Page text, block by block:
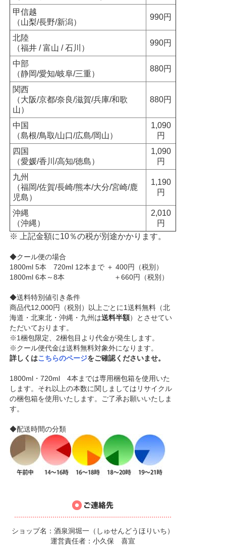
甲信越
（山梨/長野/新潟）
990円
北陸
（福井 / 富山 / 石川）
990円
中部
（静岡/愛知/岐阜/三重）
880円
関西
（大阪/京都/奈良/滋賀/兵庫/和歌
山）
880円
中国
（島根/鳥取/山口/広島/岡山）
1,090
円
四国
（愛媛/香川/高知/徳島）
1,090
円
九州
（福岡/佐賀/長崎/熊本/大分/宮崎/鹿
児島）
1,190
円
沖縄
（沖縄）
2,010
円
※ 上記金額に10％の税が別途かかります。
◆クール便の場合
1800ml 5本 720ml 12本まで ＋ 400円（税別）
1800ml 6本～8本 ＋660円（税別）
◆送料特別値引き条件
商品代12,000円（税別）以上ごとに1送料無料（北
海道・北東北・沖縄・九州は送料半額）とさせてい
ただいております。
※1梱包限定、2梱包目より代金が発生します。
※クール便代金は送料無料対象外になります。
詳しくはこちらのページをご確認くださいませ。
1800ml・720ml 4本までは専用梱包箱を使用いた
します。それ以上の本数に関しましてはリサイクル
の梱包箱を使用いたします。ご了承お願いいたしま
す。
◆配送時間の分類
ショップ名：酒泉洞堀一（しゅせんどうほりいち）
運営責任者：小久保 喜宣